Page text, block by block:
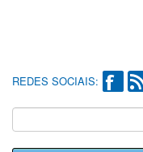
REDES SOCIAIS: